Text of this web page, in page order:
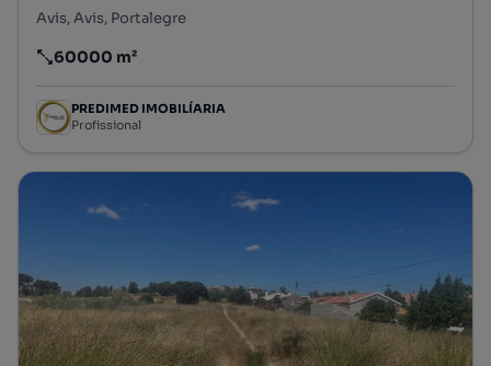
Avis, Avis, Portalegre
Preço por metro quadrado
60000 m²
PREDIMED IMOBILÍARIA
Profissional